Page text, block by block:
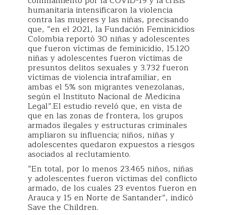
humanitaria intensificaron la violencia
contra las mujeres y las niñas, precisando
que, “en el 2021, la Fundación Feminicidios
Colombia reportó 30 niñas y adolescentes
que fueron víctimas de feminicidio, 15.120
niñas y adolescentes fueron víctimas de
presuntos delitos sexuales y 3.732 fueron
víctimas de violencia intrafamiliar, en
ambas el 5% son migrantes venezolanas,
según el Instituto Nacional de Medicina
Legal”.El estudio reveló que, en vista de
que en las zonas de frontera, los grupos
armados ilegales y estructuras criminales
ampliaron su influencia; niños, niñas y
adolescentes quedaron expuestos a riesgos
asociados al reclutamiento.
“En total, por lo menos 23.465 niños, niñas
y adolescentes fueron víctimas del conflicto
armado, de los cuales 23 eventos fueron en
Arauca y 15 en Norte de Santander”, indicó
Save the Children.